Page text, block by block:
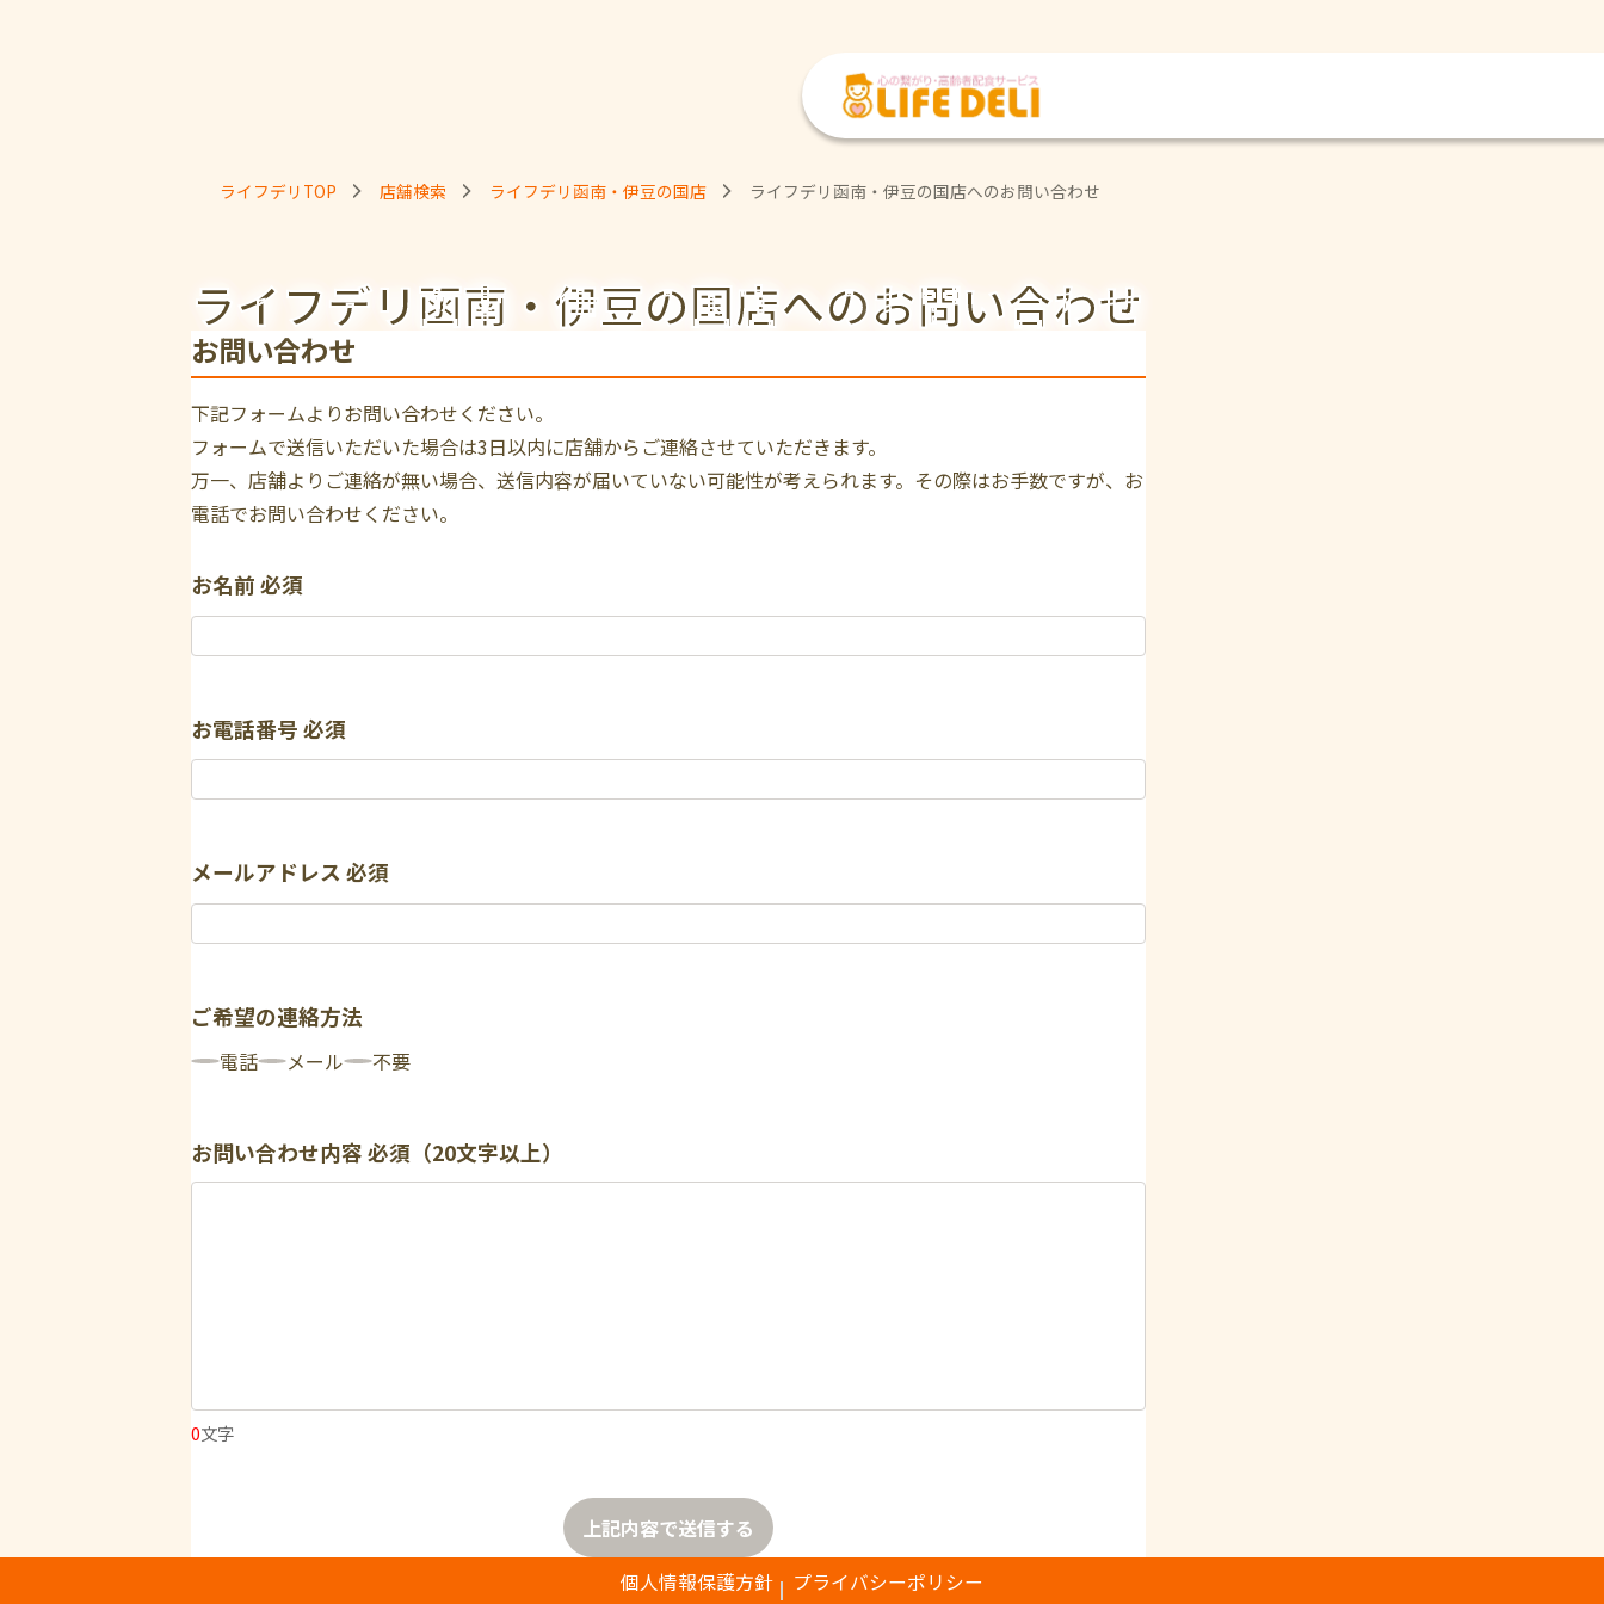
ライフデリTOP 店舗検索 ライフデリ函南・伊豆の国店 ライフデリ函南・伊豆の国店へのお問い合わせ
ライフデリ函南・伊豆の国店へのお問い合わせ
お問い合わせ
下記フォームよりお問い合わせください。
フォームで送信いただいた場合は3日以内に店舗からご連絡させていただきます。
万一、店舗よりご連絡が無い場合、送信内容が届いていない可能性が考えられます。その際はお手数ですが、お
電話でお問い合わせください。
お名前必須
お電話番号必須
メールアドレス 必須
ご希望の連絡方法
電話 メール 不要
お問い合わせ内容必須（20文字以上）
0文字
上記内容で送信する
個人情報保護方針 プライバシーポリシー